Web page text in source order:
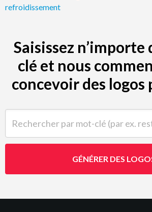
refroidissement
Saisissez n’importe
clé et nous
concevoir des logos
GÉNÉRER DES